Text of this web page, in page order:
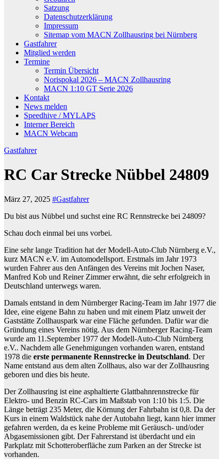
Satzung
Datenschutzerklärung
Impressum
Sitemap vom MACN Zollhausring bei Nürnberg
Gastfahrer
Mitglied werden
Termine
Termin Übersicht
Norispokal 2026 – MACN Zollhausring
MACN 1:10 GT Serie 2026
Kontakt
News melden
Speedhive / MYLAPS
Interner Bereich
MACN Webcam
Gastfahrer
RC Car Strecke Nübbel 24809
März 27, 2025 #Gastfahrer
Du bist aus Nübbel und suchst eine RC Rennstrecke bei 24809?
Schau doch einmal bei uns vorbei.
Eine sehr lange Tradition hat der Modell-Auto-Club Nürnberg e.V.,
kurz MACN e.V. im Automodellsport. Erstmals im Jahr 1973
wurden Fahrer aus den Anfängen des Vereins mit Jochen Naser,
Manfred Kob und Reiner Zimmer erwähnt, die sehr erfolgreich in
Deutschland unterwegs waren.
Damals entstand in dem Nürnberger Racing-Team im Jahr 1977 die
Idee, eine eigene Bahn zu haben und mit einem Platz unweit der
Gaststätte Zollhauspark war eine Fläche gefunden. Dafür war die
Gründung eines Vereins nötig. Aus dem Nürnberger Racing-Team
wurde am 11.September 1977 der Modell-Auto-Club Nürnberg
e.V.. Nachdem alle Genehmigungen vorhanden waren, entstand
1978 die erste permanente Rennstrecke in Deutschland. Der
Name entstand aus dem alten Zollhaus, also war der Zollhausring
geboren und dies bis heute.
Der Zollhausring ist eine asphaltierte Glattbahnrennstrecke für
Elektro- und Benzin RC-Cars im Maßstab von 1:10 bis 1:5. Die
Länge beträgt 235 Meter, die Körnung der Fahrbahn ist 0,8. Da der
Kurs in einem Waldstück nahe der Autobahn liegt, kann hier immer
gefahren werden, da es keine Probleme mit Geräusch- und/oder
Abgasemissionen gibt. Der Fahrerstand ist überdacht und ein
Parkplatz mit Schotteroberfläche zum Parken an der Strecke ist
vorhanden.